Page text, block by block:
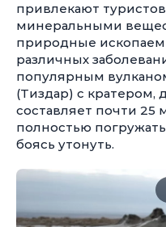
привлекают
минеральными
природные
различных
популярным
(Тиздар) с кратером,
составляет почти 25
полностью
боясь утонуть.